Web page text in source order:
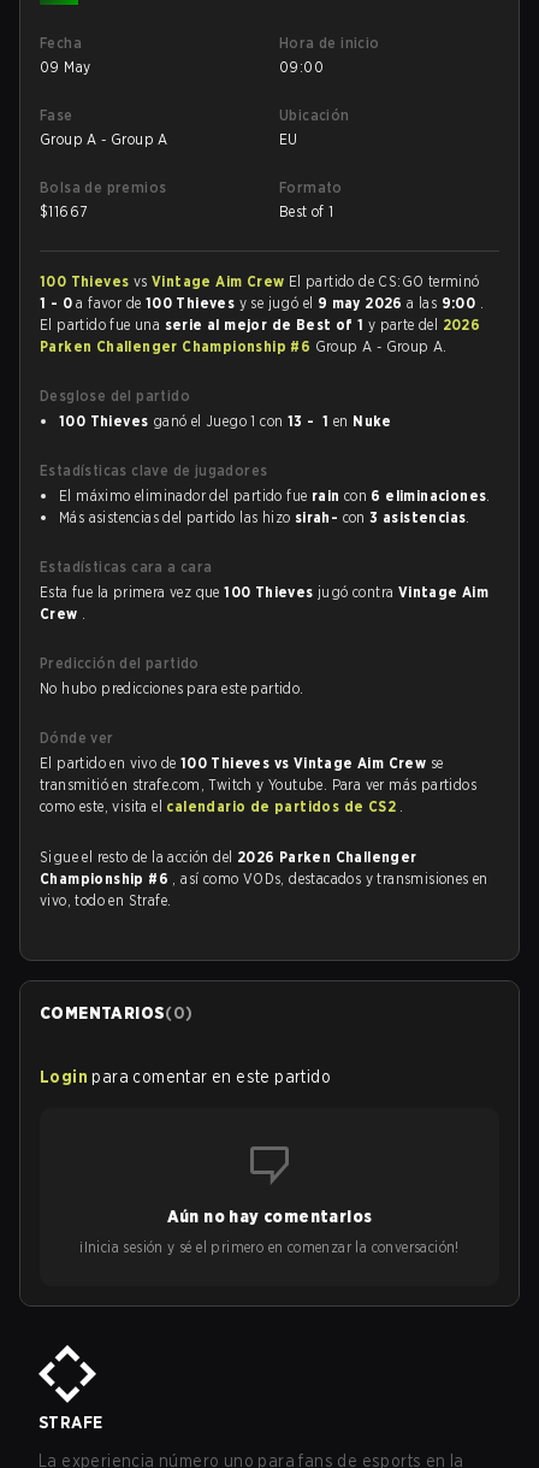
Fecha
09 May
Hora de inicio
09:00
Fase
Group A - Group A
Ubicación
EU
Bolsa de premios
$11667
Formato
Best of 1
100 Thieves vsVintage Aim Crew El partido de CS:GO terminó
1 - 0 a favor de 100 Thieves y se jugó el 9 may 2026a las 9:00 .
El partido fue una serie al mejor de Best of 1 y parte del 2026
Parken Challenger Championship #6 Group A - Group A.
Desglose del partido
100 Thieves ganó el Juego 1 con 13 - 1 en Nuke
Estadísticas clave de jugadores
El máximo eliminador del partido fue rain con 6 eliminaciones.
Más asistencias del partido las hizo sirah- con3 asistencias.
Estadísticas cara a cara
Esta fue la primera vez que100 Thieves jugó contra Vintage Aim
Crew .
Predicción del partido
No hubo predicciones para este partido.
Dónde ver
El partido en vivo de 100 Thieves vs Vintage Aim Crew se
transmitió en strafe.com, Twitch y Youtube. Para ver más partidos
como este, visita el calendario de partidos de CS2 .
Sigue el resto de la acción del 2026 Parken Challenger
Championship #6 , así como VODs, destacados y transmisiones en
vivo, todo en Strafe.
COMENTARIOS(0)
Login para comentar en este partido
Aún no hay comentarios
¡Inicia sesión y sé el primero en comenzar la conversación!
STRAFE
La experiencia número uno para fans de esports en la